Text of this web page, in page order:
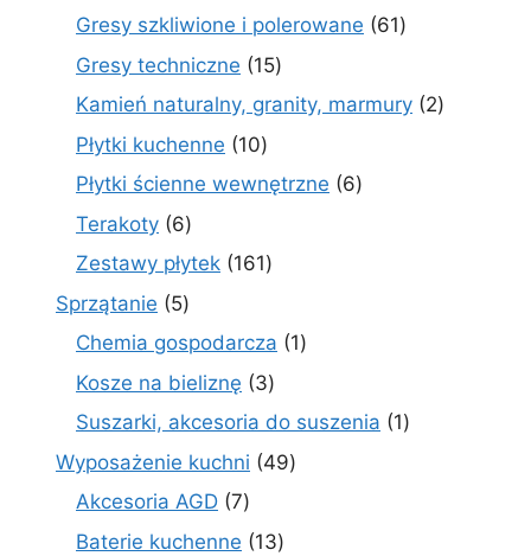
produktów
Gresy szkliwione i polerowane 6161
Gresy techniczne 1515
produktów
Kamień naturalny, granity, marmury 22
Płytki kuchenne 1010
produktów
Płytki ścienne wewnętrzne 66
Terakoty 66
produktów
Zestawy płytek 161161
Sprzątanie 55
produktów
Chemia gospodarcza 11
Kosze na bieliznę 33
produkty
Suszarki, akcesoria do suszenia 11
Wyposażenie kuchni 4949
Akcesoria AGD 77
produktów
Baterie kuchenne 1313